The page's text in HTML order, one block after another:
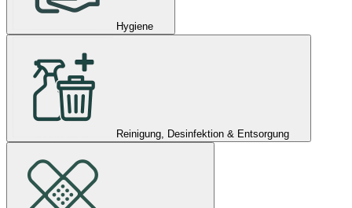
Hygiene
Reinigung, Desinfektion & Entsorgung